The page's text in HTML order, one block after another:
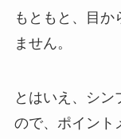
もともと、目
ません。
とはいえ、シン
ので、ポイント